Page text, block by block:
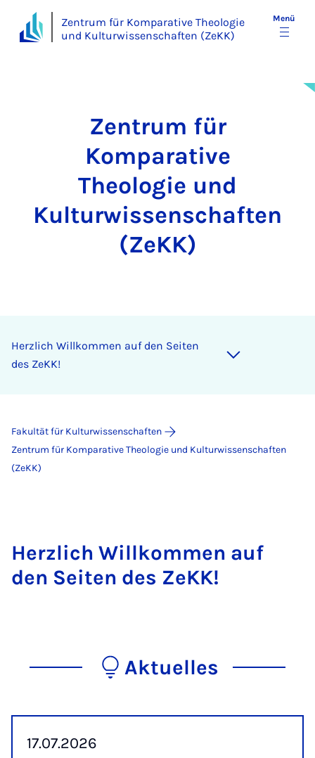
Zentrum für Komparative Theologie
und Kulturwissenschaften (ZeKK)
Menü
Zentrum für
Komparative
Theologie und
Kulturwissenschaften
(ZeKK)
Herzlich Willkommen auf den Seiten
des ZeKK!
Fakultät für Kulturwissenschaften
Zentrum für Komparative Theologie und Kulturwissenschaften
(ZeKK)
Herzlich Willkommen auf
den Seiten des ZeKK!
Aktuelles
17.07.2026